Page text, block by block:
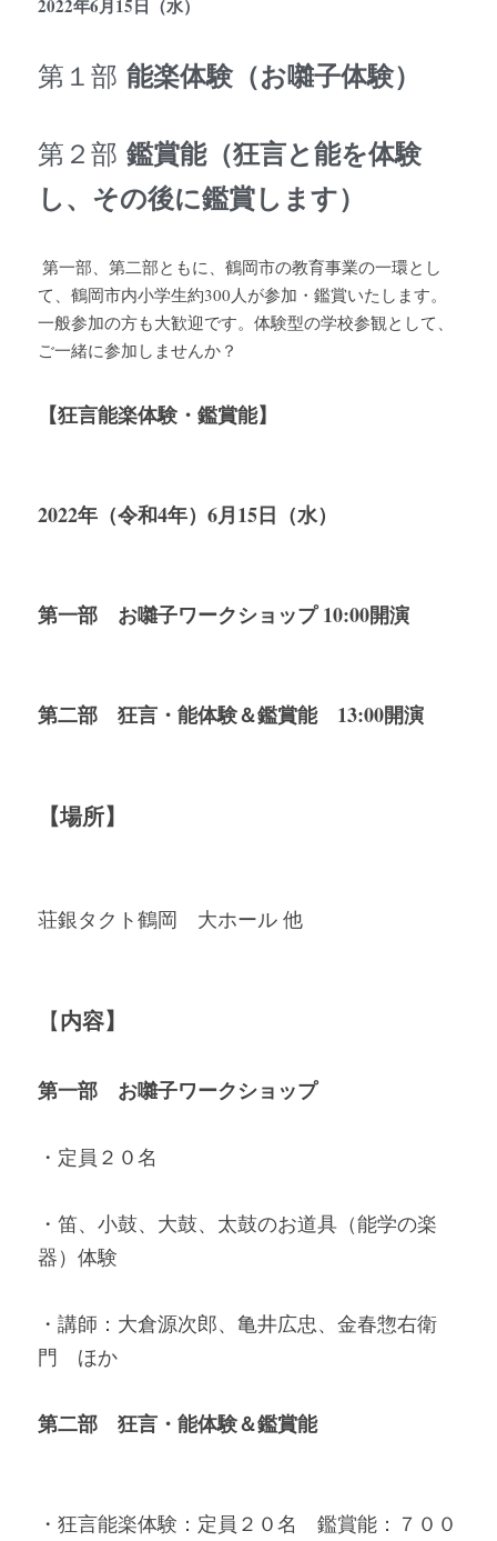
2022年6月15日（水）
第１部 能楽体験（お囃子体験）
第２部 鑑賞能（狂言と能を体験
し、その後に鑑賞します）
て、鶴岡市内小学生約300人が参加・鑑賞いたします。
一般参加の方も大歓迎です。体験型の学校参観として、
ご一緒に参加しませんか？
【狂言能楽体験・鑑賞能】
2022年（令和4年）6月15日（水）
第一部　お囃子ワークショップ 10:00開演
第二部　狂言・能体験＆鑑賞能　13:00開演
【場所】
荘銀タクト鶴岡　大ホール 他
【内容】
第一部　お囃子ワークショップ
・定員２０名
・笛、小鼓、大鼓、太鼓のお道具（能学の楽
器）体験
・講師：大倉源次郎、亀井広忠、 金春惣右衛
門　ほか
第二部　狂言・能体験＆鑑賞能
・狂言能楽体験：定員２０名　鑑賞能：７００